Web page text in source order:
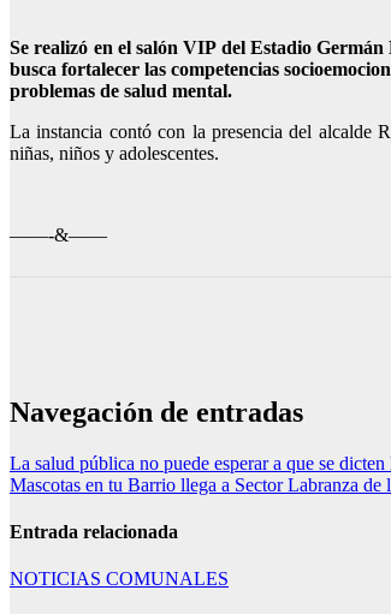
Se realizó en el salón VIP del Estadio
busca fortalecer las competencias
problemas de salud mental.
La instancia contó con la presencia del alcalde
niñas, niños y adolescentes.
——-&——
Navegación de entradas
La salud pública no puede esperar a que se
Mascotas en tu Barrio llega a Sector Labranza de
Entrada relacionada
NOTICIAS COMUNALES